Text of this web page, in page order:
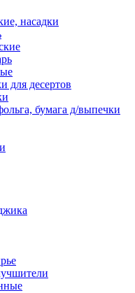
насадки
для десертов
бумага д/выпечки